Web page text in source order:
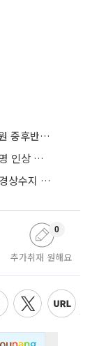
호르무즈발 유가 상승에 투심 난조⋯"1420원 중후반 등락"
우리금융硏 "8월 기준금리 동결 전망⋯1~2명 인상 소수의견 낼 것"
반도체 날개 달고 날았다⋯'역대급' 상반기 경상수지 흑자 2000억달러 육박
추가취재 원해요
0